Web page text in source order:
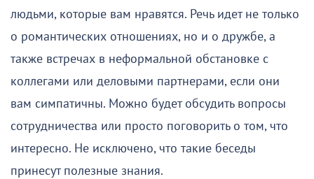
людьми, которые вам нравятся. Речь идет не только
о романтических отношениях, но и о дружбе, а
также встречах в неформальной обстановке с
коллегами или деловыми партнерами, если они
вам симпатичны. Можно будет обсудить вопросы
сотрудничества или просто поговорить о том, что
интересно. Не исключено, что такие беседы
принесут полезные знания.